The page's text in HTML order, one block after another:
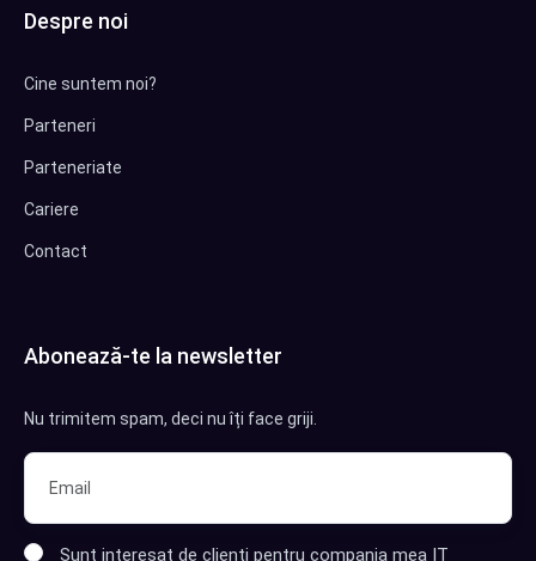
Despre noi
Cine suntem noi?
Parteneri
Parteneriate
Cariere
Contact
Abonează-te la newsletter
Nu trimitem spam, deci nu îți face griji.
Sunt interesat de clienți pentru compania mea IT